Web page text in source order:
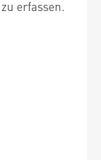
erfassen.